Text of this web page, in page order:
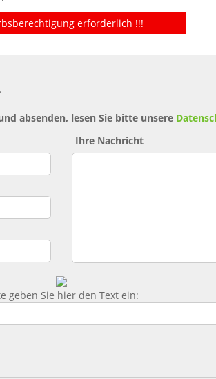
erforderlich !!!
absenden, lesen Sie bitte unsere
Ihre Nachricht
geben Sie hier den Text ein: